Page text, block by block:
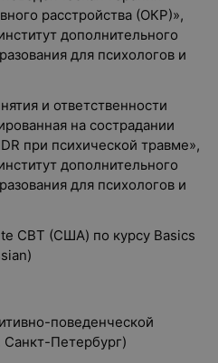
расстройства (ОКР)»,
дополнительного
для психологов и
и ответственности
на сострадании
при психической травме»,
дополнительного
для психологов и
CBT (США) по курсу Basics
поведенческой
Петербург)